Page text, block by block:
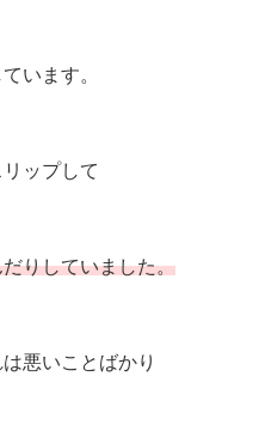
います。
ップして
りしていました。
悪いことばかり